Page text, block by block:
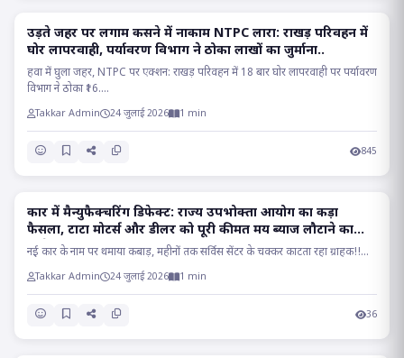
RAIGARH
उड़ते जहर पर लगाम कसने में नाकाम NTPC लारा: राखड़ परिवहन में
घोर लापरवाही, पर्यावरण विभाग ने ठोका लाखों का जुर्माना..
हवा में घुला जहर, NTPC पर एक्शन: राखड़ परिवहन में 18 बार घोर लापरवाही पर पर्यावरण
विभाग ने ठोका ₹16....
Takkar Admin 24 जुलाई 2026 1 min
845
RAIPUR
कार में मैन्युफैक्चरिंग डिफेक्ट: राज्य उपभोक्ता आयोग का कड़ा
फैसला, टाटा मोटर्स और डीलर को पूरी कीमत मय ब्याज लौटाने का
आदेश..
नई कार के नाम पर थमाया कबाड़, महीनों तक सर्विस सेंटर के चक्कर काटता रहा ग्राहक!!...
Takkar Admin 24 जुलाई 2026 1 min
36